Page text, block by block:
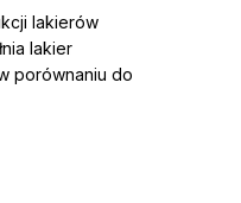
lakierów
lakier
porównaniu do